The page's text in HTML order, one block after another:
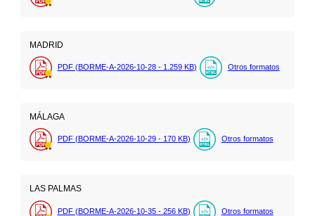
MADRID
PDF (BORME-A-2026-10-28 - 1.259 KB) Otros formatos
MÁLAGA
PDF (BORME-A-2026-10-29 - 170 KB) Otros formatos
LAS PALMAS
PDF (BORME-A-2026-10-35 - 256 KB) Otros formatos